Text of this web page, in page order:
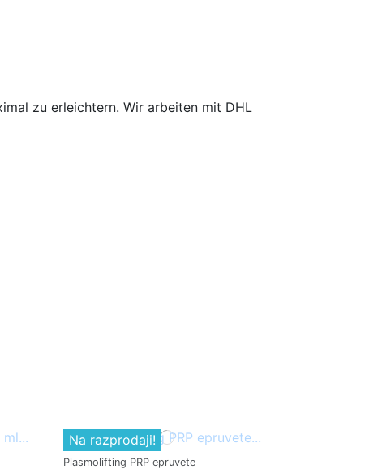
zu erleichtern. Wir arbeiten mit DHL
Na razprodaji!
Plasmolifting PRP epruvete